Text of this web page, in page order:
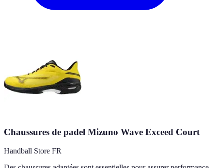
Chaussures de padel Mizuno Wave Exceed Court
Handball Store FR